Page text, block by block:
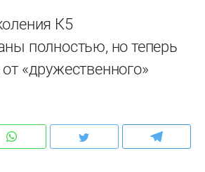
К5
полностью, но теперь
«дружественного»